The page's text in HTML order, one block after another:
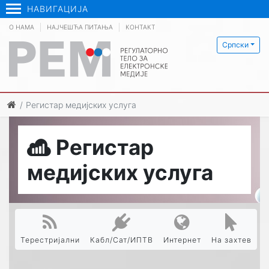
НАВИГАЦИЈА
Српски
О НАМА НАЈЧЕШЋА ПИТАЊА КОНТАКТ
Регистар медијских услуга
Регистар
медијских услуга
Терестријални Кабл/Сат/ИПТВ Интернет На захтев